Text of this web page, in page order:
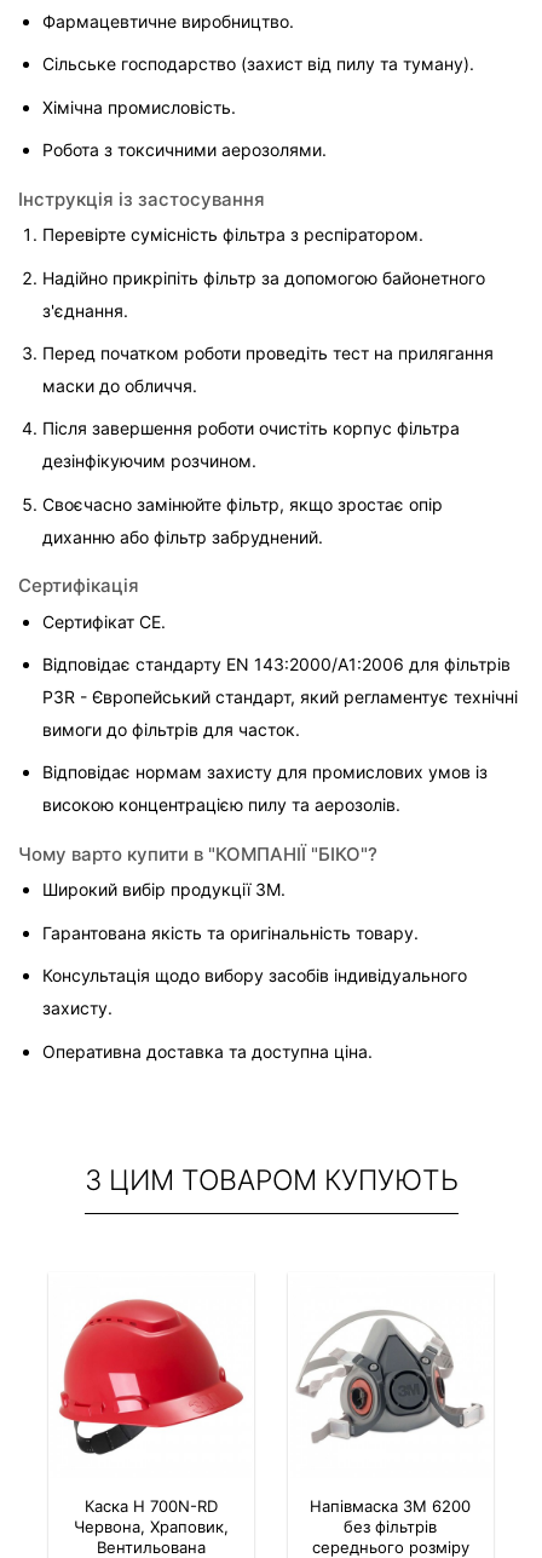
Фармацевтичне виробництво.
Сільське господарство (захист від пилу та туману).
Хімічна промисловість.
Робота з токсичними аерозолями.
Інструкція із застосування
Перевірте сумісність фільтра з респіратором.
Надійно прикріпіть фільтр за допомогою байонетного
з'єднання.
Перед початком роботи проведіть тест на прилягання
маски до обличчя.
Після завершення роботи очистіть корпус фільтра
дезінфікуючим розчином.
Своєчасно замінюйте фільтр, якщо зростає опір
диханню або фільтр забруднений.
Сертифікація
Сертифікат CE.
Відповідає стандарту EN 143:2000/A1:2006 для фільтрів
P3R - Європейський стандарт, який регламентує технічні
вимоги до фільтрів для часток.
Відповідає нормам захисту для промислових умов із
високою концентрацією пилу та аерозолів.
Чому варто купити в "КОМПАНІЇ "БІКО"?
Широкий вибір продукції 3M.
Гарантована якість та оригінальність товару.
Консультація щодо вибору засобів індивідуального
захисту.
Оперативна доставка та доступна ціна.
З ЦИМ ТОВАРОМ КУПУЮТЬ
Каска H 700N-RD
Червона, Храповик,
Вентильована
Напівмаска 3M 6200
без фільтрів
середнього розміру